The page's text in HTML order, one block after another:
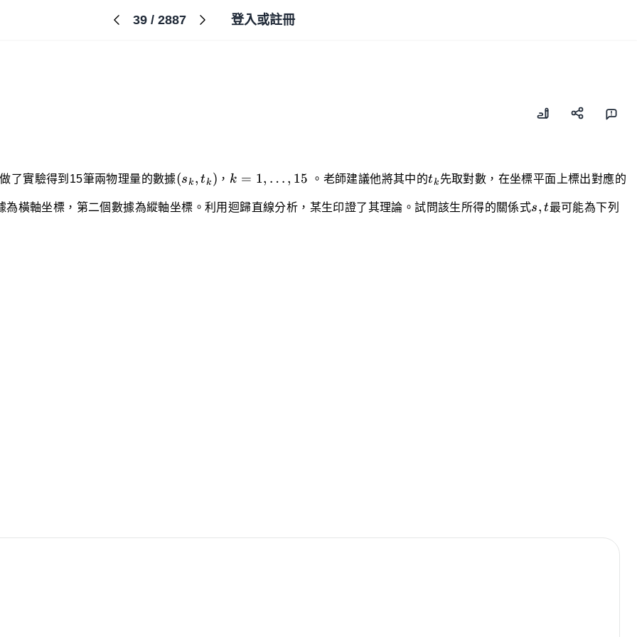
39/ 2887 登入或註冊
了實驗得到15筆兩物理量的數據(s_k,t_k)
(sk , tk ) ， k=1,\dots,15
k = 1, … , 15 。老師建議他將其中的t_k
tk 先取對數，在坐標平面上標出對應的
為橫軸坐標，第二個數據為縱軸坐標。利用迴歸直線分析，某生印證了其理論。試問該生所得的關係式 s,t
s, t最可能為下列